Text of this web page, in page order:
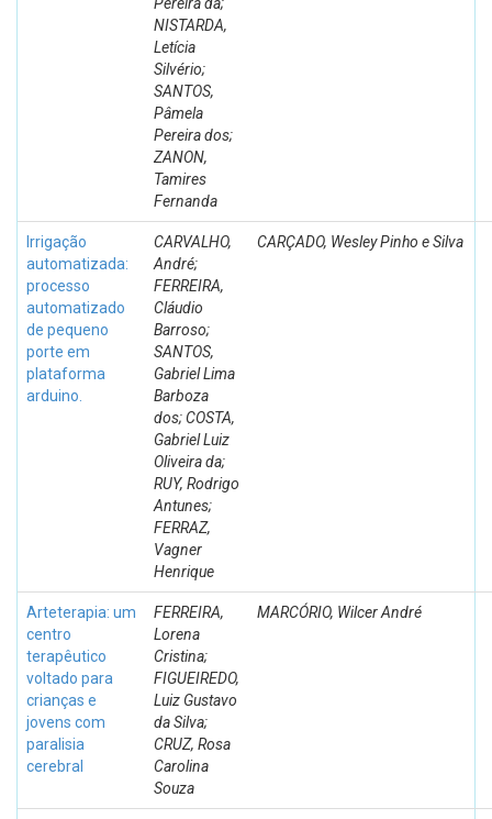
NISTARDA,
Letícia
Silvério;
SANTOS,
Pâmela
Pereira dos;
ZANON,
Tamires
Fernanda
Irrigação
automatizada:
processo
automatizado
de pequeno
porte em
plataforma
arduino.
CARVALHO,
André;
FERREIRA,
Cláudio
Barroso;
SANTOS,
Gabriel Lima
Barboza
dos; COSTA,
Gabriel Luiz
Oliveira da;
RUY, Rodrigo
Antunes;
FERRAZ,
Vagner
Henrique
CARÇADO, Wesley Pinho e Silva
Arteterapia: um
centro
terapêutico
voltado para
crianças e
jovens com
paralisia
cerebral
FERREIRA,
Lorena
Cristina;
FIGUEIREDO,
Luiz Gustavo
da Silva;
CRUZ, Rosa
Carolina
Souza
MARCÓRIO, Wilcer André